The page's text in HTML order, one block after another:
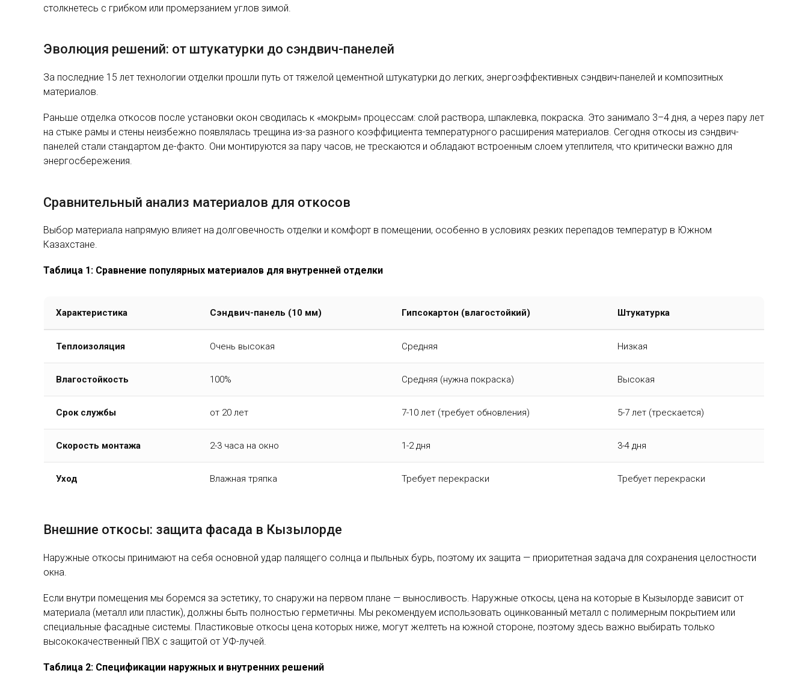
столкнетесь с грибком или промерзанием углов зимой.
Эволюция решений: от штукатурки до сэндвич-панелей
За последние 15 лет технологии отделки прошли путь от тяжелой цементной штукатурки до легких, энергоэффективных сэндвич-панелей и композитных
материалов.
Раньше отделка откосов после установки окон сводилась к «мокрым» процессам: слой раствора, шпаклевка, покраска. Это занимало 3–4 дня, а через пару лет
на стыке рамы и стены неизбежно появлялась трещина из-за разного коэффициента температурного расширения материалов. Сегодня откосы из сэндвич-
панелей стали стандартом де-факто. Они монтируются за пару часов, не трескаются и обладают встроенным слоем утеплителя, что критически важно для
энергосбережения.
Сравнительный анализ материалов для откосов
Выбор материала напрямую влияет на долговечность отделки и комфорт в помещении, особенно в условиях резких перепадов температур в Южном
Казахстане.
Таблица 1: Сравнение популярных материалов для внутренней отделки
Характеристика Сэндвич-панель (10 мм) Гипсокартон (влагостойкий) Штукатурка
Теплоизоляция Очень высокая Средняя Низкая
Влагостойкость 100% Средняя (нужна покраска) Высокая
Срок службы от 20 лет 7-10 лет (требует обновления) 5-7 лет (трескается)
Скорость монтажа 2-3 часа на окно 1-2 дня 3-4 дня
Уход Влажная тряпка Требует перекраски Требует перекраски
Внешние откосы: защита фасада в Кызылорде
Наружные откосы принимают на себя основной удар палящего солнца и пыльных бурь, поэтому их защита — приоритетная задача для сохранения целостности
окна.
Если внутри помещения мы боремся за эстетику, то снаружи на первом плане — выносливость. Наружные откосы, цена на которые в Кызылорде зависит от
материала (металл или пластик), должны быть полностью герметичны. Мы рекомендуем использовать оцинкованный металл с полимерным покрытием или
специальные фасадные системы. Пластиковые откосы цена которых ниже, могут желтеть на южной стороне, поэтому здесь важно выбирать только
высококачественный ПВХ с защитой от УФ-лучей.
Таблица 2: Спецификации наружных и внутренних решений